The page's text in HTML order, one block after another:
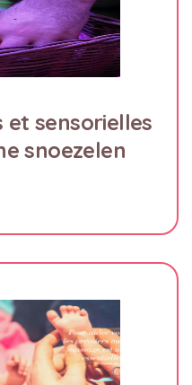
et sensorielles
snoezelen